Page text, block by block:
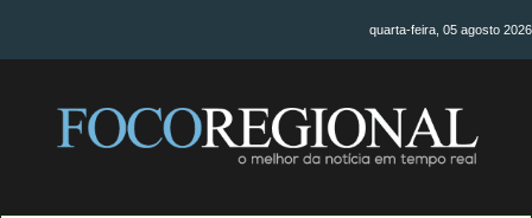
quarta-feira, 05 agosto 2026